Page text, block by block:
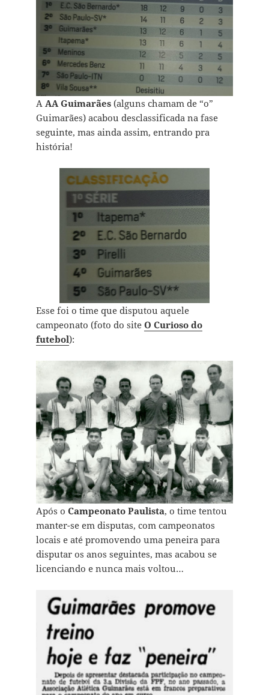
A AA Guimarães(alguns chamam de “o”
Guimarães) acabou desclassificada na fase
seguinte, mas ainda assim, entrando pra
história!
Esse foi o time que disputou aquele
campeonato (foto do site O Curioso do
futebol):
Após o Campeonato Paulista, o time tentou
manter-se em disputas, com campeonatos
locais e até promovendo uma peneira para
disputar os anos seguintes, mas acabou se
licenciando e nunca mais voltou…